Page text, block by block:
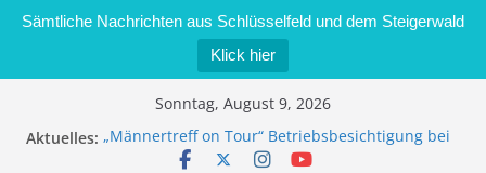
Sämtliche Nachrichten aus Schlüsselfeld und dem Steigerwald
Klick hier
Sonntag, August 9, 2026
Aktuelles: „Männertreff on Tour“ Betriebsbesichtigung bei
der Schreinerei Zimmermann GmbH